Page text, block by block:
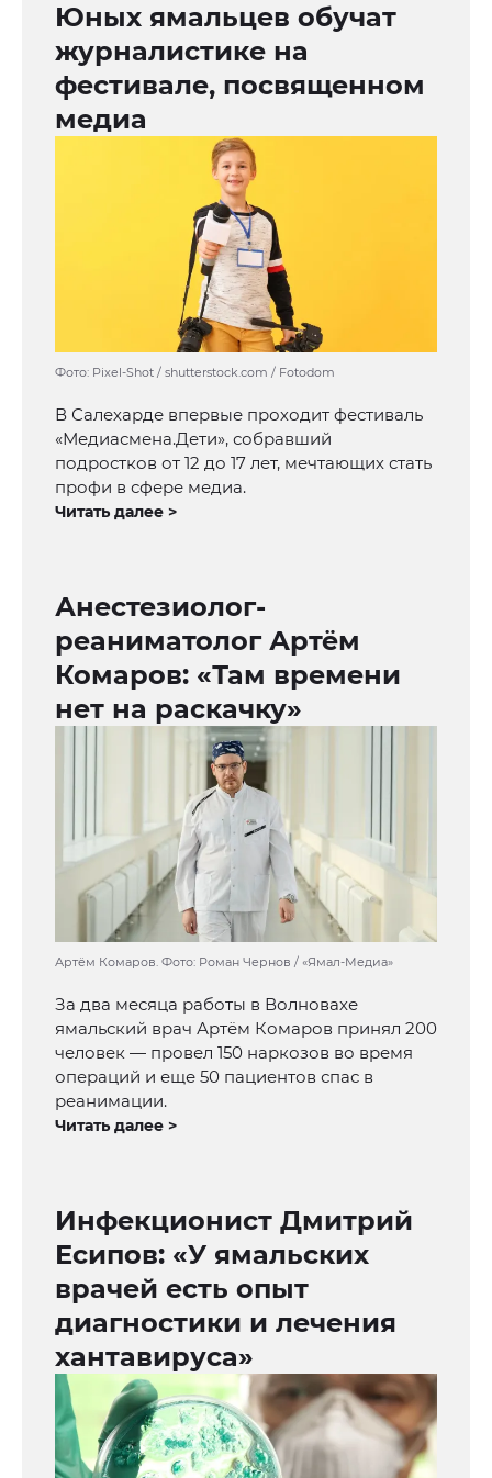
Юных ямальцев обучат
журналистике на
фестивале, посвященном
медиа
Фото: Pixel-Shot / shutterstock.com / Fotodom
В Салехарде впервые проходит фестиваль
«Медиасмена.Дети», собравший
подростков от 12 до 17 лет, мечтающих стать
профи в сфере медиа.
Читать далее >
Анестезиолог-
реаниматолог Артём
Комаров: «Там времени
нет на раскачку»
Артём Комаров. Фото: Роман Чернов / «Ямал-Медиа»
За два месяца работы в Волновахе
ямальский врач Артём Комаров принял 200
человек — провел 150 наркозов во время
операций и еще 50 пациентов спас в
реанимации.
Читать далее >
Инфекционист Дмитрий
Есипов: «У ямальских
врачей есть опыт
диагностики и лечения
хантавируса»